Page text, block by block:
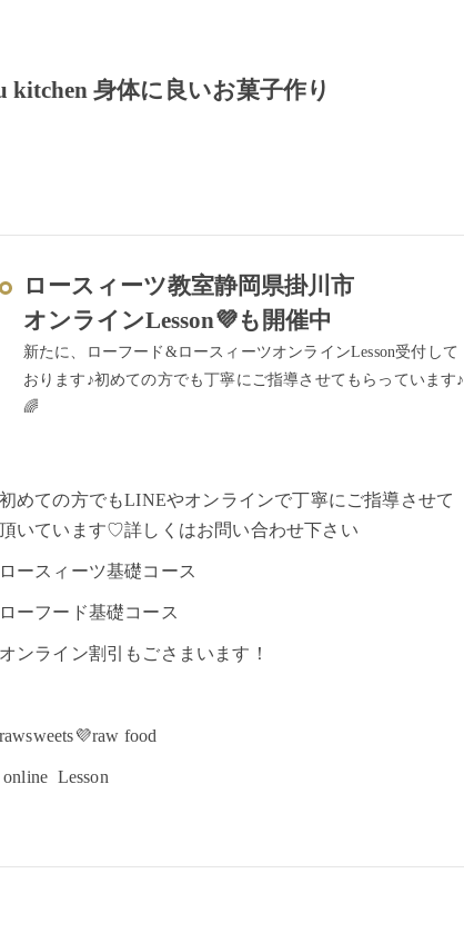
身体に良いお菓子作り
ロースィーツ教室静岡県掛川市
オンラインLesson💜も開催中
新たに、ローフード&ロースィーツオンラインLesson受付して
おります♪初めての方でも丁寧にご指導させてもらっています♪
🌈
めての方でもLINEやオンラインで丁寧にご指導させて
いています♡詳しくはお問い合わせ下さい
ースィーツ基礎コース
ーフード基礎コース
ンライン割引もごさまいます！
food
Lesson